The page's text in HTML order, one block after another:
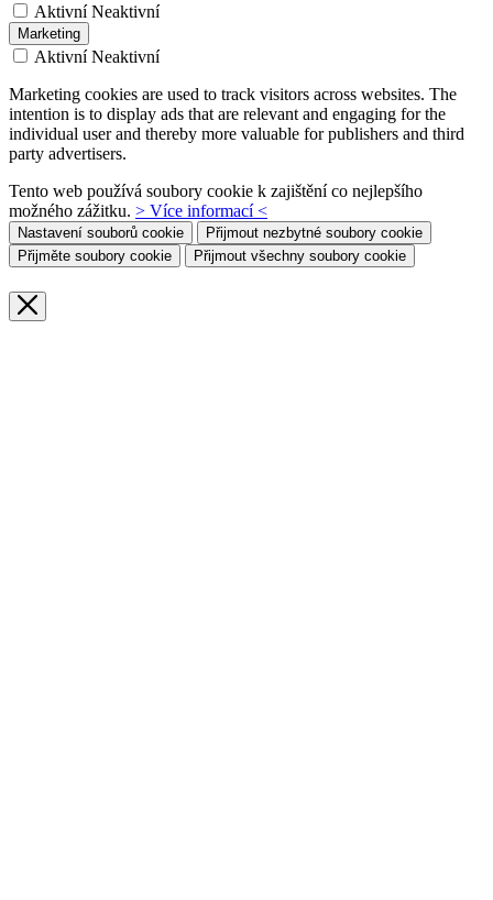
Aktivní Neaktivní
Marketing
Aktivní Neaktivní
Marketing cookies are used to track visitors across websites. The
intention is to display ads that are relevant and engaging for the
individual user and thereby more valuable for publishers and third
party advertisers.
Tento web používá soubory cookie k zajištění co nejlepšího
možného zážitku. > Více informací <
Nastavení souborů cookie
Přijmout nezbytné soubory cookie
Přijměte soubory cookie
Přijmout všechny soubory cookie